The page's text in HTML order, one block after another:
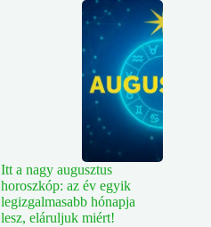
Itt a nagy augusztus
horoszkóp: az év egyik
legizgalmasabb hónapja
lesz, eláruljuk miért!